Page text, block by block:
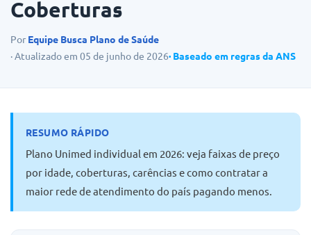
Coberturas
Por Equipe Busca Plano de Saúde
· Atualizado em 05 de junho de 2026· Baseado em regras da ANS
RESUMO RÁPIDO
Plano Unimed individual em 2026: veja faixas de preço
por idade, coberturas, carências e como contratar a
maior rede de atendimento do país pagando menos.